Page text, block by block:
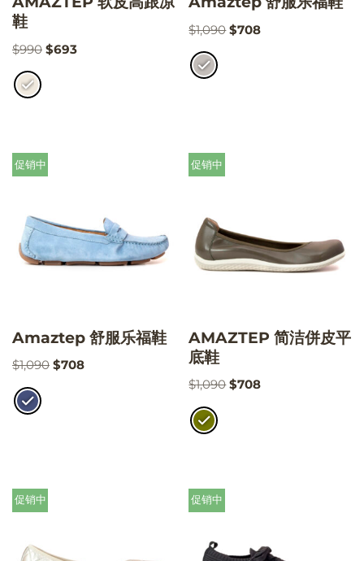
鞋
$990 $693
$1,090 $708
促销中
Amaztep 舒服乐福鞋
$1,090 $708
促销中
AMAZTEP 简洁併皮平
底鞋
$1,090 $708
促销中 促销中